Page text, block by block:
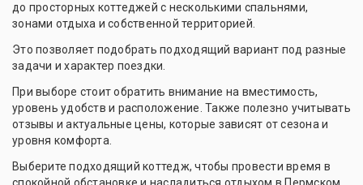
до просторных коттеджей с несколькими спальнями,
зонами отдыха и собственной территорией.
Это позволяет подобрать подходящий вариант под разные
задачи и характер поездки.
При выборе стоит обратить внимание на вместимость,
уровень удобств и расположение. Также полезно учитывать
отзывы и актуальные цены, которые зависят от сезона и
уровня комфорта.
Выберите подходящий коттедж, чтобы провести время в